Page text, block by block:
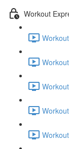
Workout